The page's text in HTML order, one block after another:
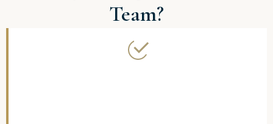
Team?